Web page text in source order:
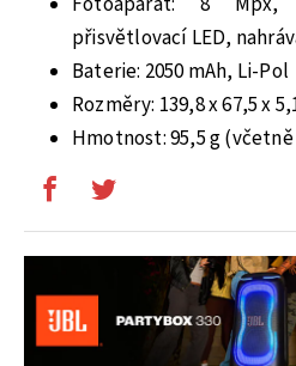
přisvětlovací LED,
Baterie: 2050 mAh, Li-Pol
Rozměry: 139,8 x 67,5 x
Hmotnost: 95,5 g